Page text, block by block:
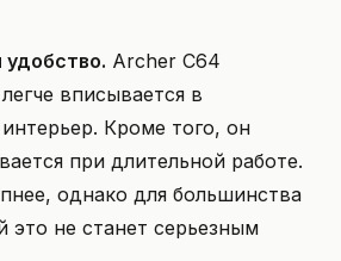
Archer C64
вписывается в
Кроме того, он
при длительной работе.
однако для большинства
это не станет серьезным